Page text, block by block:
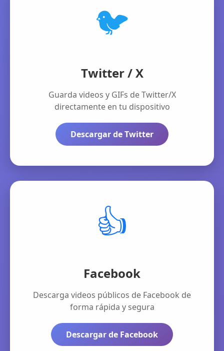
🐦
Twitter / X
Guarda videos y GIFs de Twitter/X
directamente en tu dispositivo
Descargar de Twitter
👍
Facebook
Descarga videos públicos de Facebook de
forma rápida y segura
Descargar de Facebook